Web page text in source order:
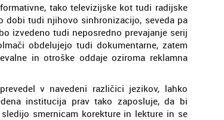
tako televizijske kot tudi radijske
dobi tudi njihovo sinhronizacijo, seveda pa
izvedeno tudi neposredno prevajanje serij
obdelujejo tudi dokumentarne, zatem
in otroške oddaje oziroma reklamna
v navedeni različici jezikov, lahko
institucija prav tako zaposluje, da bi
smernicam korekture in lekture in se